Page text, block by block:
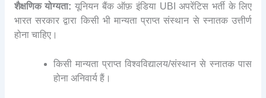
शैक्षणिक योग्यता: यूनियन बैंक ऑफ़ इंडिया UBI अपरेंटिस भर्ती के लिए
भारत सरकार द्वारा किसी भी मान्यता प्राप्त संस्थान से स्नातक उत्तीर्ण
होना चाहिए।
किसी मान्यता प्राप्त विश्वविद्यालय/संस्थान से स्नातक पास
होना अनिवार्य हैं।